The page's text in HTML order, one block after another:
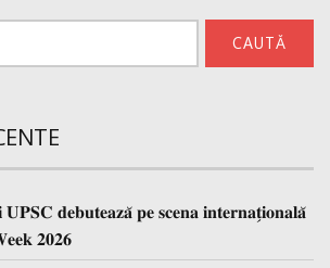
𝐔𝐏𝐒𝐂 𝐝𝐞𝐛𝐮𝐭𝐞𝐚𝐳𝐚̆ 𝐩𝐞 𝐬𝐜𝐞𝐧𝐚 𝐢𝐧𝐭𝐞𝐫𝐧𝐚𝐭̗𝐢𝐨𝐧𝐚𝐥𝐚̆
𝟐𝟎𝟐𝟔